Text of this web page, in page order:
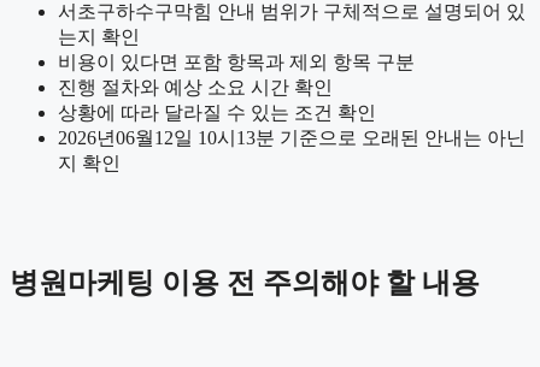
서초구하수구막힘 안내 범위가 구체적으로 설명되어 있
는지 확인
비용이 있다면 포함 항목과 제외 항목 구분
진행 절차와 예상 소요 시간 확인
상황에 따라 달라질 수 있는 조건 확인
2026년06월12일 10시13분 기준으로 오래된 안내는 아닌
지 확인
병원마케팅 이용 전 주의해야 할 내용